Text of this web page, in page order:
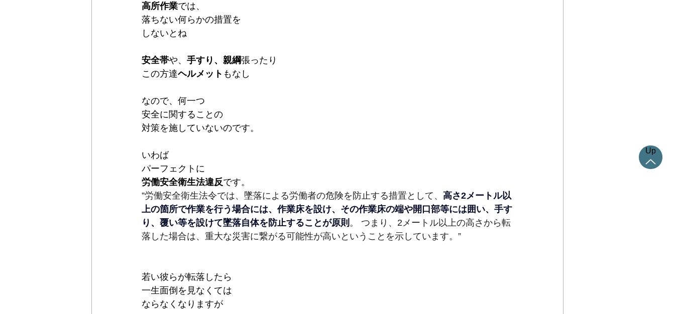
Up
高所作業では、
落ちない何らかの措置を
しないとね
安全帯や、 手すり、親綱張ったり
この方達ヘルメット もなし
なので、何一つ
安全に関することの
対策を施していないのです。
いわば
パーフェクトに
労働安全衛生法違反です。
”労働安全衛生法令では、墜落による労働者の危険を防止する措置として、 高さ2メートル以
上の箇所で作業を行う場合には、作業床を設け、その作業床の端や開口部等には囲い、手す
り、覆い等を設けて墜落自体を防止することが原則 。 つまり、2メートル以上の高さから転
落した場合は、重大な災害に繋がる可能性が高いということを示しています。”
若い彼らが転落したら
一生面倒を見なくては
ならなくなりますが